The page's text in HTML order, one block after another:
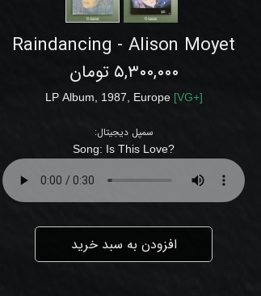
Raindancing - Alison Moyet
۵,۳۰۰,۰۰۰ تومان
LP Album , 1987, Europe [VG+]
سمپل دیجیتال:
?Song:
Is This Love
افزودن به سبد خرید